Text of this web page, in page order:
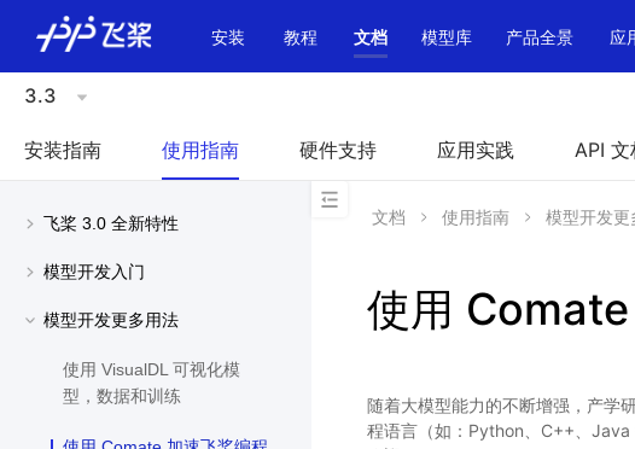
安装 教程 文档 模型库 产品全景 应
3.3
安装指南 使用指南 硬件支持 应用实践 API 文
飞桨 3.0 全新特性
模型开发入门
模型开发更多用法
使用 VisualDL 可视化模
型，数据和训练
文档 使用指南 模型开发更
使用
随着大模型能力的不断增强，产学
程语言（如：Python、C++、Java